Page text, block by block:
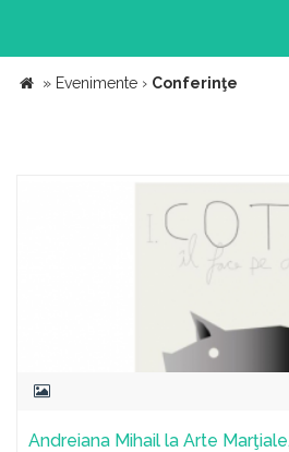
» Evenimente › Conferinţe
Andreiana Mihail la Arte